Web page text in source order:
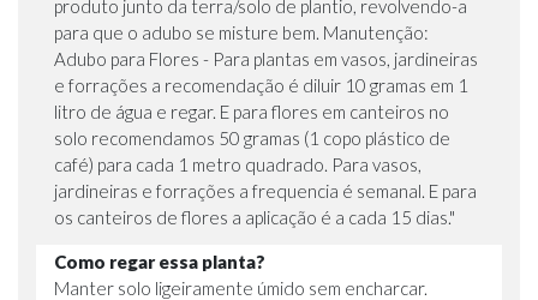
produto junto da terra/solo de plantio, revolvendo-a
para que o adubo se misture bem. Manutenção:
Adubo para Flores - Para plantas em vasos, jardineiras
e forrações a recomendação é diluir 10 gramas em 1
litro de água e regar. E para flores em canteiros no
solo recomendamos 50 gramas (1 copo plástico de
café) para cada 1 metro quadrado. Para vasos,
jardineiras e forrações a frequencia é semanal. E para
os canteiros de flores a aplicação é a cada 15 dias."
Como regar essa planta?
Manter solo ligeiramente úmido sem encharcar.